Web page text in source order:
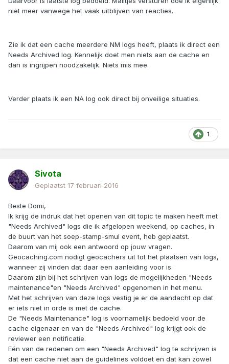
niet meer vanwege het vaak uitblijven van reacties.
Zie ik dat een cache meerdere NM logs heeft, plaats ik direct een
Needs Archived log. Kennelijk doet men niets aan de cache en
dan is ingrijpen noodzakelijk. Niets mis mee.
Verder plaats ik een NA log ook direct bij onveilige situaties.
1
Sivota
Geplaatst 17 februari 2016
Beste Domi,
Ik krijg de indruk dat het openen van dit topic te maken heeft met
"Needs Archived" logs die ik afgelopen weekend, op caches, in
de buurt van het soep-stamp-smul event, heb geplaatst.
Daarom van mij ook een antwoord op jouw vragen.
Geocaching.com nodigt geocachers uit tot het plaatsen van logs,
wanneer zij vinden dat daar een aanleiding voor is.
Daarom zijn bij het schrijven van logs de mogelijkheden "Needs
maintenance"en "Needs Archived" opgenomen in het menu.
Met het schrijven van deze logs vestig je er de aandacht op dat
er iets niet in orde is met de cache.
De "Needs Maintenance" log is voornamelijk bedoeld voor de
cache eigenaar en van de "Needs Archived" log krijgt ook de
reviewer een notificatie.
Eén van de redenen om een "Needs Archived" log te schrijven is
dat een cache niet aan de guidelines voldoet en dat kan zowel